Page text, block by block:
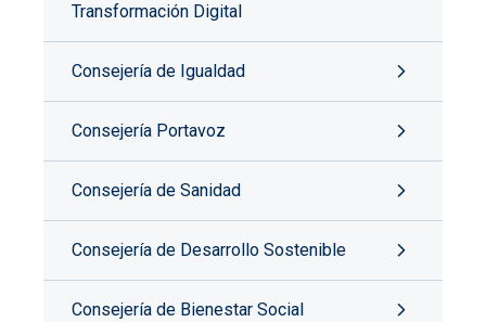
Transformación Digital
Consejería de Igualdad
Consejería Portavoz
Consejería de Sanidad
Consejería de Desarrollo Sostenible
Consejería de Bienestar Social